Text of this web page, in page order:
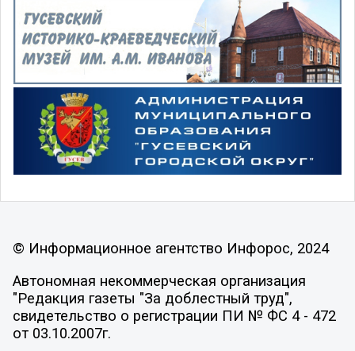
© Информационное агентство Инфорос, 2024
Автономная некоммерческая организация
"Редакция газеты "За доблестный труд",
свидетельство о регистрации ПИ № ФС 4 - 472
от 03.10.2007г.